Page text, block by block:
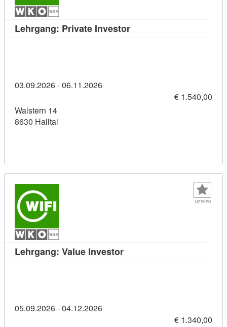
Lehrgang: Private InvestorKursdetail: Lehrgang:
03.09.2026 - 06.11.2026
€ 1.540,00
Walstern 14
8630 Halltal
MERKEN
Lehrgang: Value InvestorKursdetail: Lehrgang:
05.09.2026 - 04.12.2026
€ 1.340,00